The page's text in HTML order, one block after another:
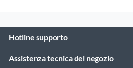
Hotline supporto
Assistenza tecnica del negozio